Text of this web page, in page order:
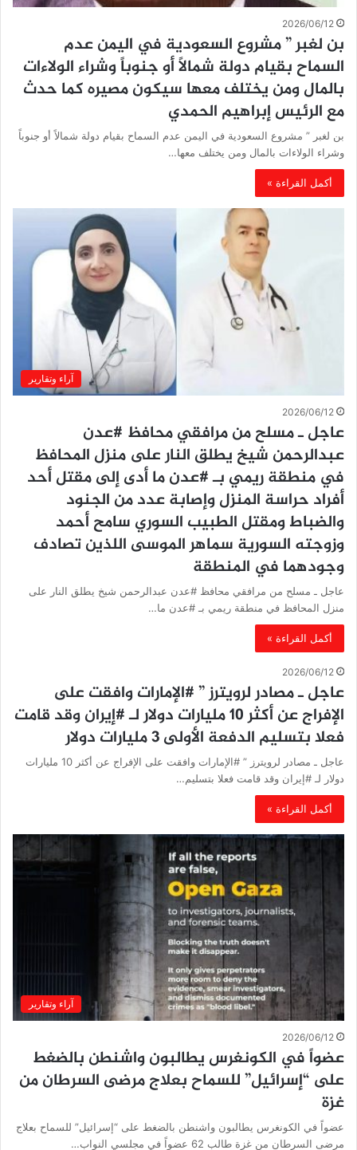
2026/06/12
بن لغبر ” مشروع السعودية في اليمن عدم
السماح بقيام دولة شمالاً أو جنوباً وشراء الولاءات
بالمال ومن يختلف معها سيكون مصيره كما حدث
مع الرئيس إبراهيم الحمدي
بن لغبر ” مشروع السعودية في اليمن عدم السماح بقيام دولة شمالاً أو جنوباً
وشراء الولاءات بالمال ومن يختلف معها…
أكمل القراءة »
آراء وتقارير
2026/06/12
عاجل ـ مسلح من مرافقي محافظ #عدن
عبدالرحمن شيخ يطلق النار على منزل المحافظ
في منطقة ريمي بـ #عدن ما أدى إلى مقتل أحد
أفراد حراسة المنزل وإصابة عدد من الجنود
والضباط ومقتل الطبيب السوري سامح أحمد
وزوجته السورية سماهر الموسى اللذين تصادف
وجودهما في المنطقة
عاجل ـ مسلح من مرافقي محافظ #عدن عبدالرحمن شيخ يطلق النار على
منزل المحافظ في منطقة ريمي بـ #عدن ما…
أكمل القراءة »
2026/06/12
عاجل ـ مصادر لرويترز ” #الإمارات وافقت على
الإفراج عن أكثر 10 مليارات دولار لـ #إيران وقد قامت
فعلا بتسليم الدفعة الأولى 3 مليارات دولار
عاجل ـ مصادر لرويترز ” #الإمارات وافقت على الإفراج عن أكثر 10 مليارات
دولار لـ #إيران وقد قامت فعلا بتسليم…
أكمل القراءة »
آراء وتقارير
2026/06/12
عضواً في الكونغرس يطالبون واشنطن بالضغط
على “إسرائيل” للسماح بعلاج مرضى السرطان من
غزة
عضواً في الكونغرس يطالبون واشنطن بالضغط على “إسرائيل” للسماح بعلاج
مرضى السرطان من غزة طالب 62 عضواً في مجلسي النواب…